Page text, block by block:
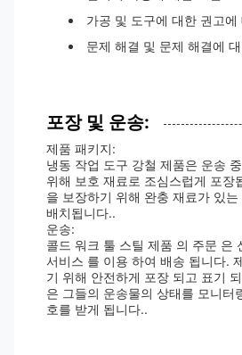
가공 및 도구에 대한 권고에
문제 해결 및 문제 해결에
포장 및 운송:
제품 패키지:
냉동 작업 도구 강철 제품은 운송
위해 보호 재료로 조심스럽게 포장
을 보장하기 위해 완충 재료가 있
배치됩니다..
운송:
콜드 워크 툴 스틸 제품 의 주문 은
서비스 를 이용 하여 배송 됩니다.
기 위해 안전하게 포장 되고 표기
은 그들의 운송물의 상태를 모니터
호를 받게 됩니다..